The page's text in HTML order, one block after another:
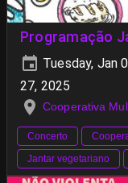
Programação
Tuesday, Jan
27, 2025
Cooperativa
Concerto
Jantar vegetariano